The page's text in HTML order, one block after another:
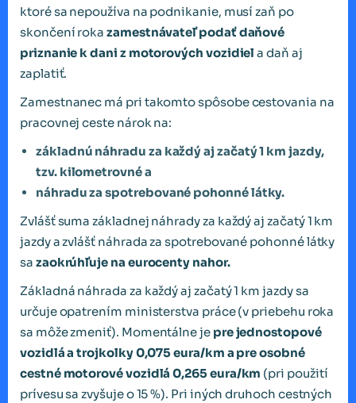
ktoré sa nepoužíva na podnikanie, musí zaň po
skončení rokazamestnávateľ podať daňové
priznanie k dani z motorových vozidiel a daň aj
zaplatiť.
Zamestnanec má pri takomto spôsobe cestovania na
pracovnej ceste nárok na:
základnú náhradu za každý aj začatý 1 km jazdy,
tzv. kilometrovné a
náhradu za spotrebované pohonné látky.
Zvlášť suma základnej náhrady za každý aj začatý 1 km
jazdy a zvlášť náhrada za spotrebované pohonné látky
sa zaokrúhľuje na eurocenty nahor.
Základná náhrada za každý aj začatý 1 km jazdy sa
určuje opatrením ministerstva práce (v priebehu roka
sa môže zmeniť). Momentálne je pre jednostopové
vozidlá a trojkolky 0,075 eura/km a preosobné
cestné motorové vozidlá 0,265 eura/km (pri použití
prívesu sa zvyšuje o 15 %). Pri iných druhoch cestných